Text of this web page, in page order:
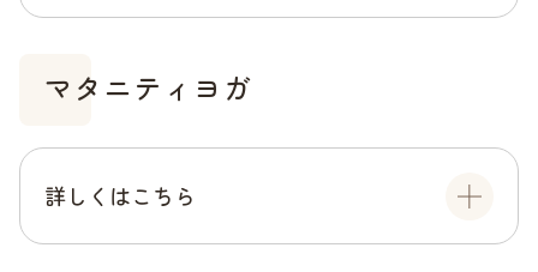
マタニティヨガ
詳しくはこちら